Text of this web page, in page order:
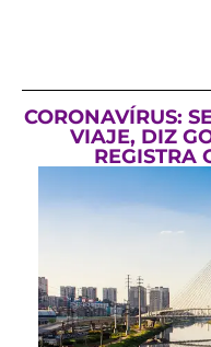
CORONAVÍRUS:
VIAJE, DIZ
REGISTRA